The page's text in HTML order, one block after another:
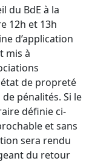
du BdE à la
12h et 13h
d’application
mis à
de propreté
pénalités. Si le
définie ci-
et sans
sera rendu
du retour